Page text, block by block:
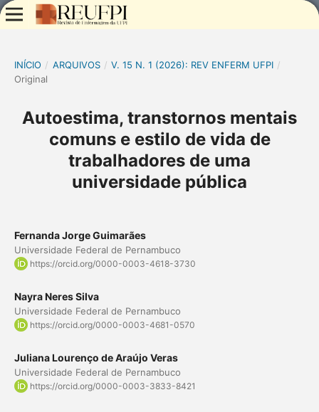
INÍCIO / ARQUIVOS / V. 15 N. 1 (2026): REV ENFERM UFPI /
Original
Autoestima, transtornos mentais
comuns e estilo de vida de
trabalhadores de uma
universidade pública
Fernanda Jorge Guimarães
Universidade Federal de Pernambuco
https://orcid.org/0000-0003-4618-3730
Nayra Neres Silva
Universidade Federal de Pernambuco
https://orcid.org/0000-0003-4681-0570
Juliana Lourenço de Araújo Veras
Universidade Federal de Pernambuco
https://orcid.org/0000-0003-3833-8421